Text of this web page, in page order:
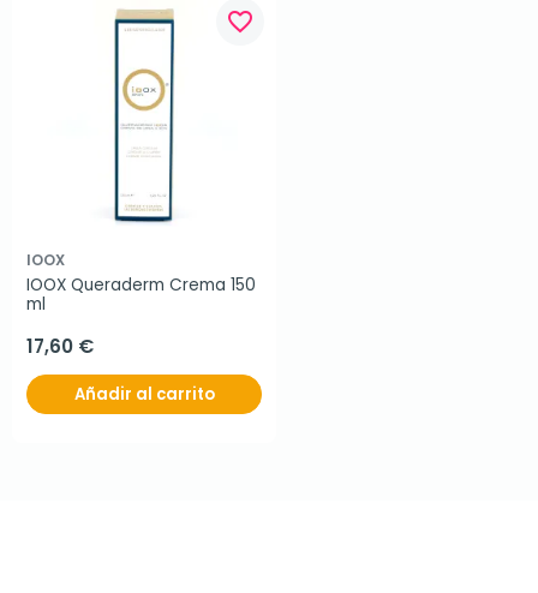
favorite_border
IOOX
IOOX Queraderm Crema 150
ml
17,60 €
Añadir al carrito